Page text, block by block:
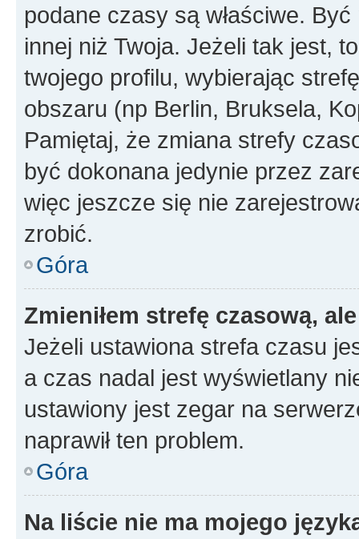
podane czasy są właściwe.
innej niż Twoja. Jeżeli tak jest,
twojego profilu, wybierając
obszaru (np Berlin, Bruksela,
Pamiętaj, że zmiana strefy
być dokonana jedynie przez
więc jeszcze się nie
zrobić.
Góra
Zmieniłem strefę czasową,
Jeżeli ustawiona strefa czasu
a czas nadal jest wyświetlany
ustawiony jest zegar na
naprawił ten problem.
Góra
Na liście nie ma mojego